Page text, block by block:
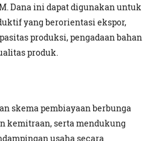
Dana ini dapat digunakan untuk
yang berorientasi ekspor,
produksi, pengadaan bahan
produk.
skema pembiayaan berbunga
kemitraan, serta mendukung
usaha secara